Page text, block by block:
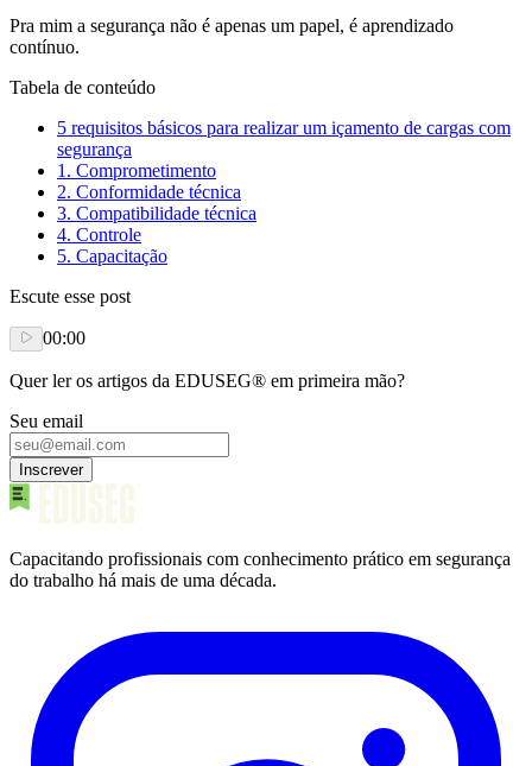
Pra mim a segurança não é apenas um papel, é aprendizado
contínuo.
Tabela de conteúdo
5 requisitos básicos para realizar um içamento de cargas com
segurança
1. Comprometimento
2. Conformidade técnica
3. Compatibilidade técnica
4. Controle
5. Capacitação
Escute esse post
00:00
Quer ler os artigos da EDUSEG® em primeira mão?
Seu email
Inscrever
Capacitando profissionais com conhecimento prático em segurança
do trabalho há mais de uma década.